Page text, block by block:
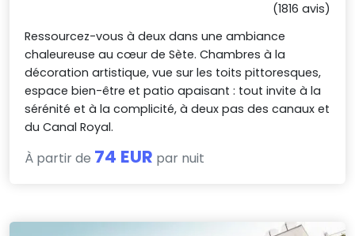
(1816 avis)
Ressourcez-vous à deux dans une ambiance
chaleureuse au cœur de Sète. Chambres à la
décoration artistique, vue sur les toits pittoresques,
espace bien-être et patio apaisant : tout invite à la
sérénité et à la complicité, à deux pas des canaux et
du Canal Royal.
À partir de 74 EUR par nuit